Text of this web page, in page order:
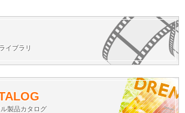
イブラリ
製品カタログ